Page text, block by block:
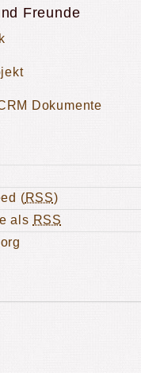
Freunde
(RSS)
als RSS